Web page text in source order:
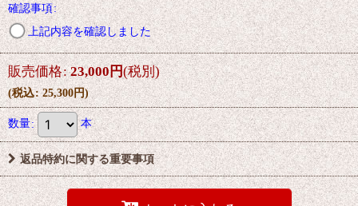
確認事項:
上記内容を確認しました
販売価格: 23,000円(税別)
(税込: 25,300円)
数量: 本
返品特約に関する重要事項